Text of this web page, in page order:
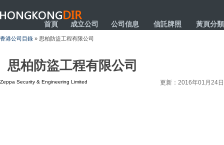
HONGKONGDIR
首頁 成立公司 公司信息 信託牌照 黃頁分類
香港公司目錄 » 思柏防盜工程有限公司
思柏防盜工程有限公司
Zeppa Security & Engineering Limited 更新：2016年01月24日